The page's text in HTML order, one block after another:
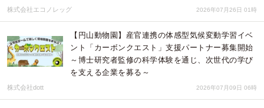
株式会社エコノレッグ 2026年07月26日 01時
【円山動物園】産官連携の体感型気候変動学習イベ
ント「カーボンクエスト」支援パートナー募集開始
～博士研究者監修の科学体験を通じ、次世代の学び
を支える企業を募る～
株式会社dott 2026年07月09日 06時